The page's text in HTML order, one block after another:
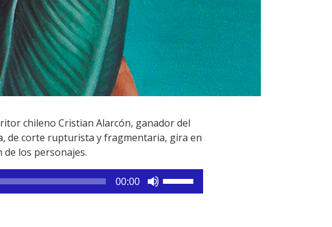
chileno Cristian Alarcón, ganador del
de corte rupturista y fragmentaria, gira en
los personajes.
00:00